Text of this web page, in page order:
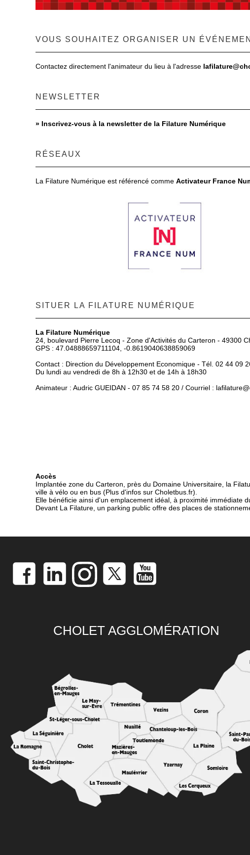
VOUS SOUHAITEZ ORGANISER UN
Contactez directement l'animateur du lieu à l'adresse
NEWSLETTER
» Inscrivez-vous à la newsletter de la Filature Numérique
RÉSEAUX
La Filature Numérique est référencé comme Activateur France
SITUER LA FILATURE NUMÉRIQUE
La Filature Numérique
24, boulevard Pierre Lecoq - Zone d'Activités du Carteron - 49300
GPS : 47.04888659711104, -0.8619040638859069
Contact : Direction du Développement Economique - Tél. 02 44 09
Du lundi au vendredi de 8h à 12h30 et de 14h à 18h30
Animateur : Audric GUEIDAN - 07 85 74 58 20 / Courriel : lafilature
Accès
Implantée zone du Carteron, près du Domaine Universitaire, la
ville à vélo ou en bus (Plus d'infos sur Choletbus.fr).
Elle bénéficie ainsi d'un emplacement idéal, à proximité immédiate
Devant La Filature, un parking public offre des places de
CHOLET AGGLOMÉRATION